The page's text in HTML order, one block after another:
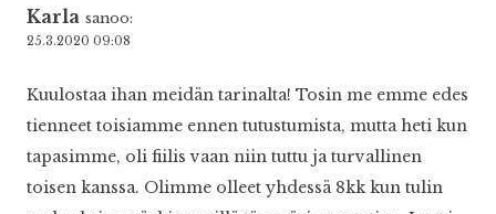
Karla sanoo:
25.3.2020 09:08
Kuulostaa ihan meidän tarinalta! Tosin me emme edes
tienneet toisiamme ennen tutustumista, mutta heti kun
tapasimme, oli fiilis vaan niin tuttu ja turvallinen
toisen kanssa. Olimme olleet yhdessä 8kk kun tulin